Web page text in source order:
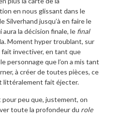
en nous glissant dans le
Silverhand jusqu’à en faire le
aura la décision finale, le final
Moment hyper troublant, sur
fait invectiver, en tant que
personnage que l’on a mis tant
à créer de toutes pièces, ce
littéralement fait éjecter.
peu que, justement, on
toute la profondeur du role